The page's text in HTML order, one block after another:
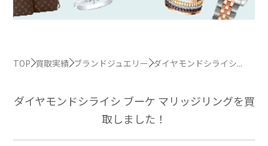
TOP 買取実績 ブランドジュエリー ダイヤモンドシライシ...
ダイヤモンドシライシ ブーケ マリッジリングを買
取しました！